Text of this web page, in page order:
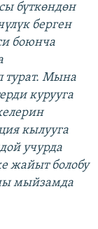
бүткөндөн
берген
боюнча
турат. Мына
курууга
кылууга
учурда
жайыт болобу
мыйзамда